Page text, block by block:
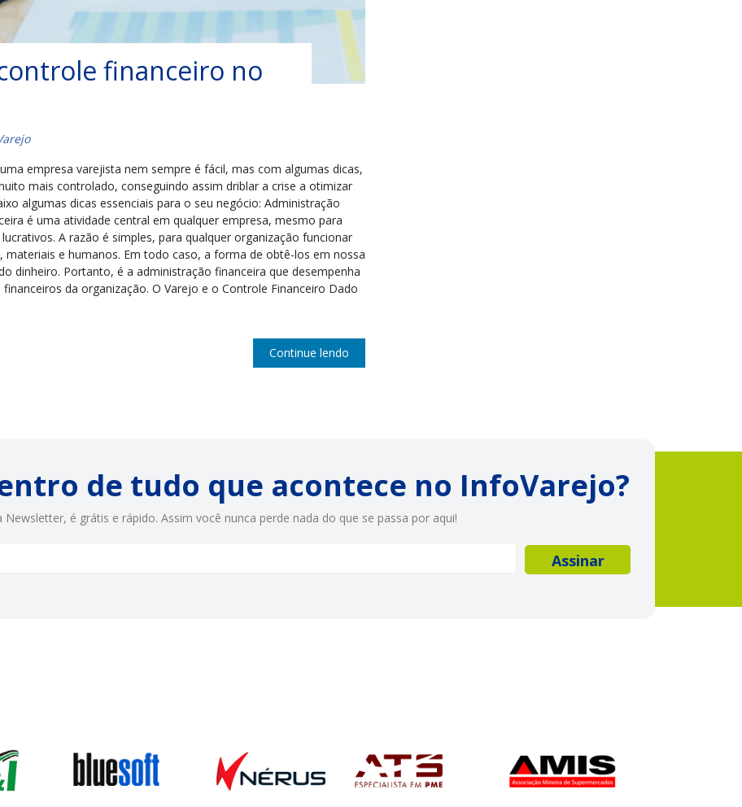
financeiro no
empresa varejista nem sempre é fácil, mas com algumas dicas,
mais controlado, conseguindo assim driblar a crise a otimizar
algumas dicas essenciais para o seu negócio: Administração
é uma atividade central em qualquer empresa, mesmo para
A razão é simples, para qualquer organização funcionar
materiais e humanos. Em todo caso, a forma de obtê-los em nossa
dinheiro. Portanto, é a administração financeira que desempenha
da organização. O Varejo e o Controle Financeiro Dado
Continue lendo
de tudo que acontece no InfoVarejo?
Newsletter, é grátis e rápido. Assim você nunca perde nada do que se passa por aqui!